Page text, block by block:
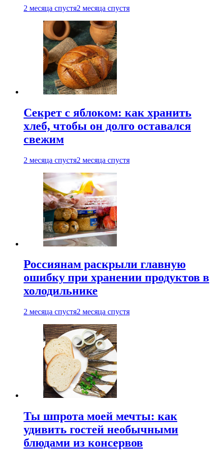
2 месяца спустя2 месяца спустя
Секрет с яблоком: как хранить
хлеб, чтобы он долго оставался
свежим
2 месяца спустя2 месяца спустя
Россиянам раскрыли главную
ошибку при хранении продуктов в
холодильнике
2 месяца спустя2 месяца спустя
Ты шпрота моей мечты: как
удивить гостей необычными
блюдами из консервов